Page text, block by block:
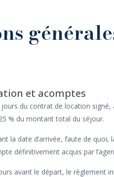
et acomptes
du contrat de location signé,
% du montant total du séjour.
la date d’arrivée, faute de quoi,
définitivement acquis par
avant le départ, le règlement